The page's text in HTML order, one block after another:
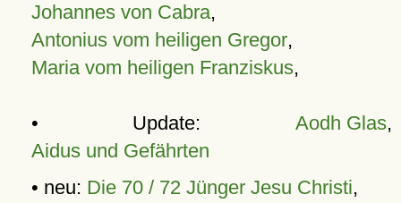
Johannes von Cabra,
Antonius vom heiligen Gregor,
Maria vom heiligen Franziskus,
• Update: Aodh Glas,
Aidus und Gefährten
• neu: Die 70 / 72 Jünger Jesu Christi,